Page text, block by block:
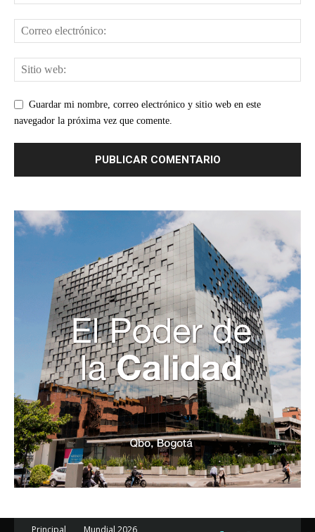
Guardar mi nombre, correo electrónico y sitio web en este
navegador la próxima vez que comente.